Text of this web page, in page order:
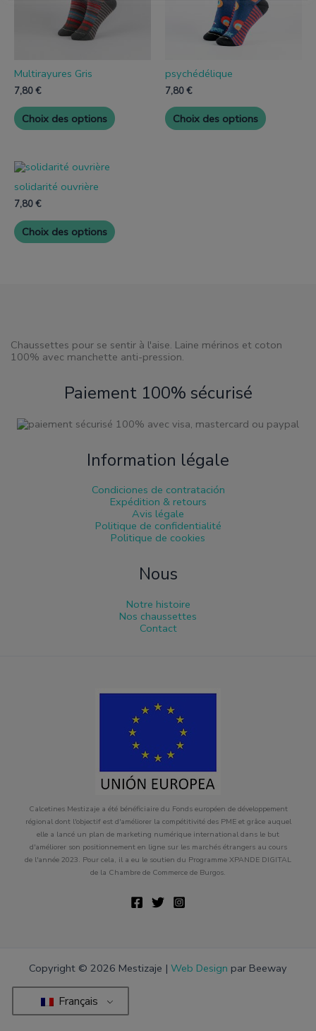
Multirayures Gris
7,80€
Choix des options
peuvent
psychédélique
7,80€
Choix des options
peuvent
solidarité ouvrière
7,80€
Choix des options Les
options
Chaussettes pour se sentir à l'aise. Laine mérinos et coton
100% avec manchette anti-pression.
Paiement 100% sécurisé
Information légale
Condiciones de contratación
Expédition & retours
Avis légale
Politique de confidentialité
Politique de cookies
Nous
Notre histoire
Nos chaussettes
Contact
Calcetines Mestizaje a été bénéficiaire du Fonds européen de développement
régional dont l'objectif est d'améliorer la compétitivité des PME et grâce auquel
elle a lancé un plan de marketing numérique international dans le but
d'améliorer son positionnement en ligne sur les marchés étrangers au cours
de l'année 2023. Pour cela, il a eu le soutien du Programme XPANDE DIGITAL
de la Chambre de Commerce de Burgos.
Copyright © 2026 Mestizaje | Web Design par Beeway
Français